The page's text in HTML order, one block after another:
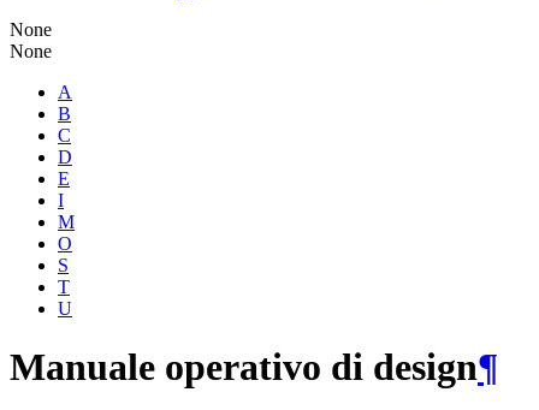
None
None
A
B
C
D
E
I
M
O
S
T
U
Manuale operativo di design¶